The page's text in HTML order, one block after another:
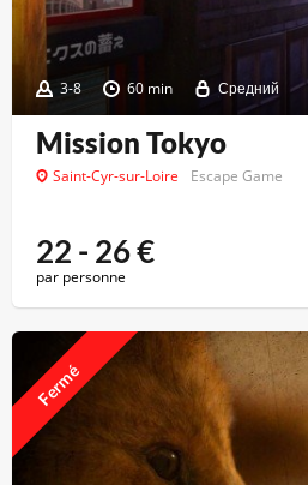
3-8 60 min Средний
Mission Tokyo
Saint-Cyr-sur-Loire Escape Game
22 - 26€
par personne
Fermé